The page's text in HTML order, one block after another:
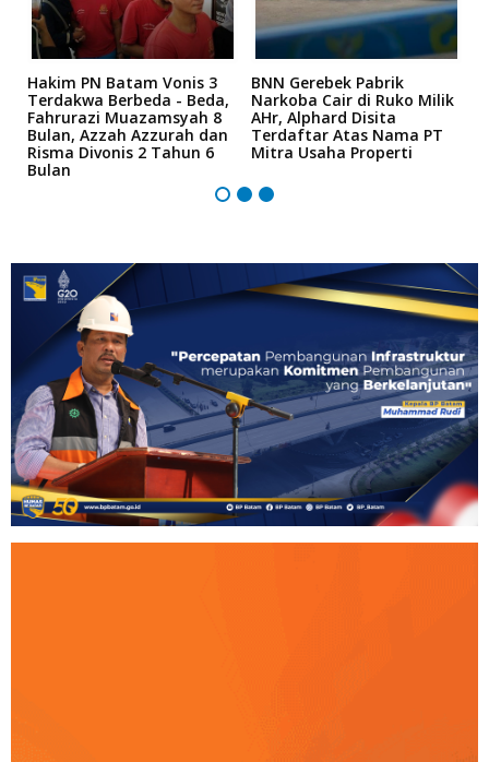
Hakim PN Batam Vonis 3
Terdakwa Berbeda - Beda,
Fahrurazi Muazamsyah 8
Bulan, Azzah Azzurah dan
Risma Divonis 2 Tahun 6
Bulan
BNN Gerebek Pabrik
Narkoba Cair di Ruko Milik
AHr, Alphard Disita
Terdaftar Atas Nama PT
Mitra Usaha Properti